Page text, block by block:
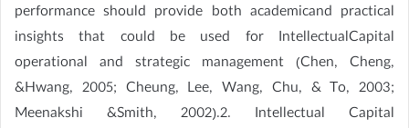
performance should provide both academicand practical
insights that could be used for IntellectualCapital
operational and strategic management (Chen, Cheng,
&Hwang, 2005; Cheung, Lee, Wang, Chu, & To, 2003;
Meenakshi &Smith, 2002).2. Intellectual Capital